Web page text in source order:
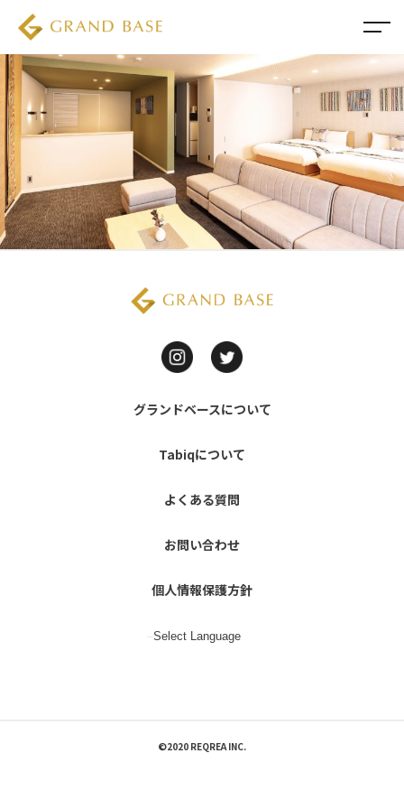
グランドベースについて
Tabiqについて
よくある質問
お問い合わせ
個人情報保護方針
©2020 REQREA INC.